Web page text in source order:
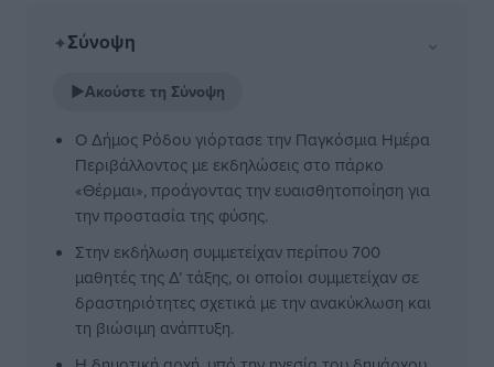
✦Σύνοψη ⌄
▶Ακούστε τη Σύνοψη
Ο Δήμος Ρόδου γιόρτασε την Παγκόσμια Ημέρα
Περιβάλλοντος με εκδηλώσεις στο πάρκο
«Θέρμαι», προάγοντας την ευαισθητοποίηση για
την προστασία της φύσης.
Στην εκδήλωση συμμετείχαν περίπου 700
μαθητές της Δ’ τάξης, οι οποίοι συμμετείχαν σε
δραστηριότητες σχετικά με την ανακύκλωση και
τη βιώσιμη ανάπτυξη.